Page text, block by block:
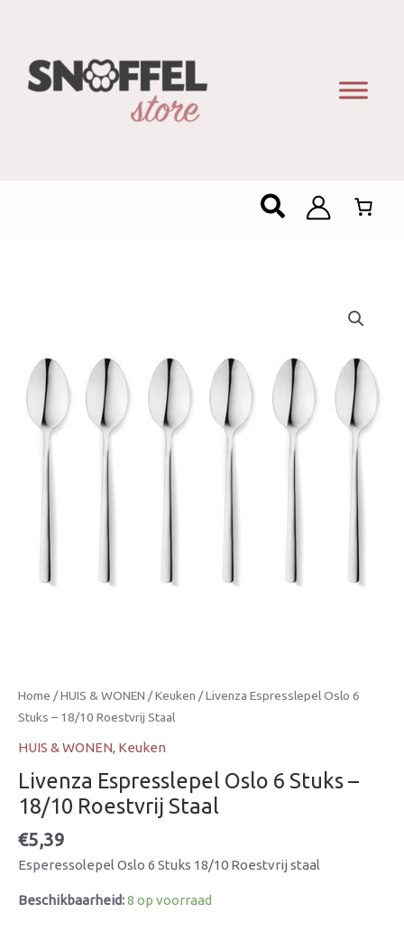
Zoeken
Home /HUIS & WONEN /Keuken / Livenza Espresslepel Oslo 6
Stuks – 18/10 Roestvrij Staal
HUIS & WONEN, Keuken
Livenza Espresslepel Oslo 6 Stuks –
18/10 Roestvrij Staal
€5,39
Esperessolepel Oslo 6 Stuks 18/10 Roestvrij staal
Beschikbaarheid:8 op voorraad
Stuks
18/10
Roestvrij
aantal